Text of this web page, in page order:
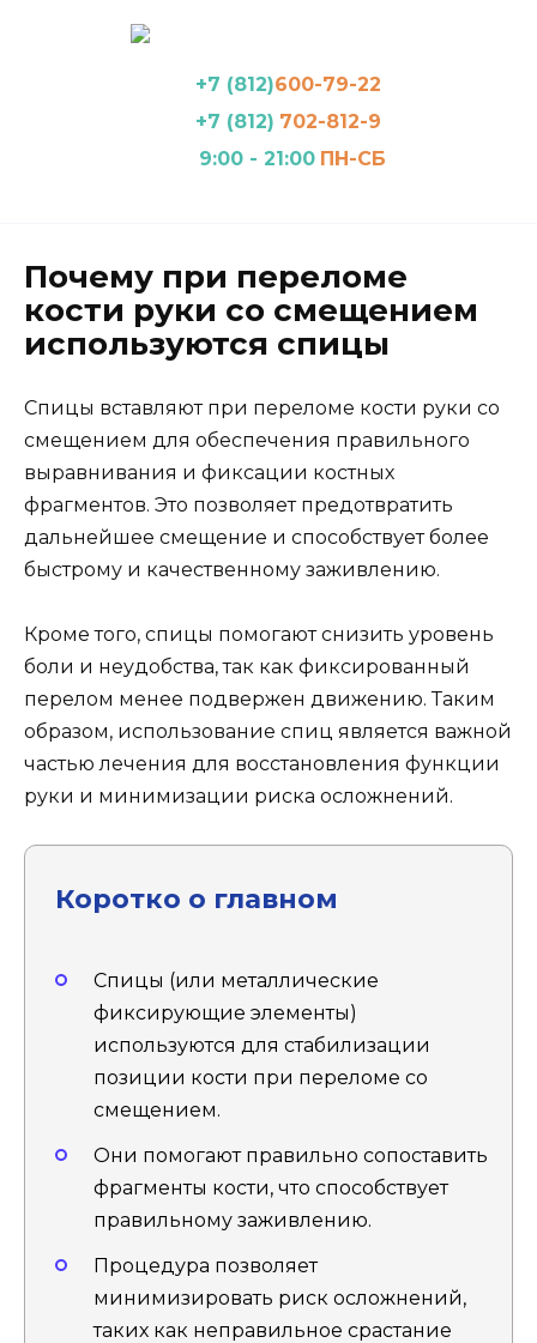
+7 (812)600-79-22
+7 (812) 702-812-9
9:00 - 21:00 ПН-СБ
Почему при переломе
кости руки со смещением
используются спицы
Спицы вставляют при переломе кости руки со
смещением для обеспечения правильного
выравнивания и фиксации костных
фрагментов. Это позволяет предотвратить
дальнейшее смещение и способствует более
быстрому и качественному заживлению.
Кроме того, спицы помогают снизить уровень
боли и неудобства, так как фиксированный
перелом менее подвержен движению. Таким
образом, использование спиц является важной
частью лечения для восстановления функции
руки и минимизации риска осложнений.
Коротко о главном
Спицы (или металлические
фиксирующие элементы)
используются для стабилизации
позиции кости при переломе со
смещением.
Они помогают правильно сопоставить
фрагменты кости, что способствует
правильному заживлению.
Процедура позволяет
минимизировать риск осложнений,
таких как неправильное срастание